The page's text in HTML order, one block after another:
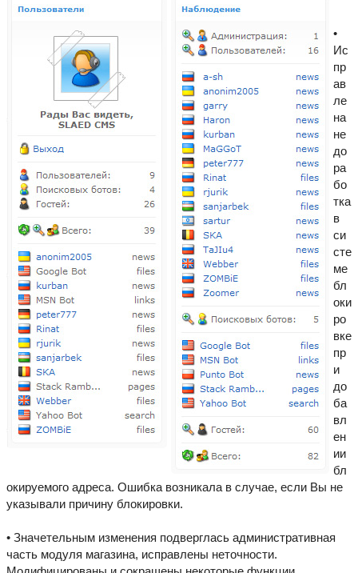
•
Ис
пр
ав
ле
на
не
до
ра
бо
тка
в
си
сте
ме
бл
оки
ро
вке
пр
и
до
ба
вл
ен
ии
бл
окируемого адреса. Ошибка возникала в случае, если Вы не
указывали причину блокировки.
• Значетельным изменения подверглась административная
часть модуля магазина, исправлены неточности.